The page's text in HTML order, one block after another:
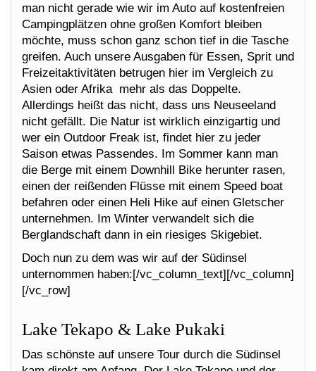
man nicht gerade wie wir im Auto auf kostenfreien
Campingplätzen ohne großen Komfort bleiben
möchte, muss schon ganz schon tief in die Tasche
greifen. Auch unsere Ausgaben für Essen, Sprit und
Freizeitaktivitäten betrugen hier im Vergleich zu
Asien oder Afrika mehr als das Doppelte.
Allerdings heißt das nicht, dass uns Neuseeland
nicht gefällt. Die Natur ist wirklich einzigartig und
wer ein Outdoor Freak ist, findet hier zu jeder
Saison etwas Passendes. Im Sommer kann man
die Berge mit einem Downhill Bike herunter rasen,
einen der reißenden Flüsse mit einem Speed boat
befahren oder einen Heli Hike auf einen Gletscher
unternehmen. Im Winter verwandelt sich die
Berglandschaft dann in ein riesiges Skigebiet.
Doch nun zu dem was wir auf der Südinsel
unternommen haben:[/vc_column_text][/vc_column]
[/vc_row]
Lake Tekapo & Lake Pukaki
Das schönste auf unsere Tour durch die Südinsel